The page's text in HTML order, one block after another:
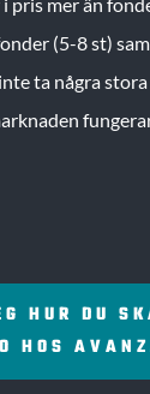
(5-8 st)
ta några
HUR DU
HOS